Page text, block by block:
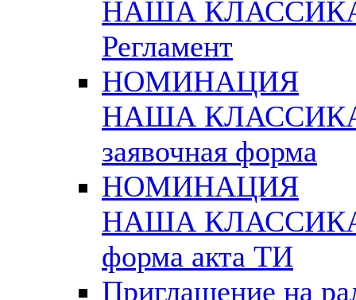
НАША
Регламент
НОМИНАЦИЯ
НАША
заявочная форма
НОМИНАЦИЯ
НАША
форма акта ТИ
Приглашение на